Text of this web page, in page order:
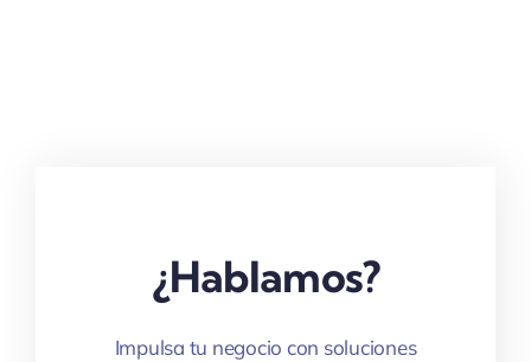
¿Hablamos?
Impulsa tu negocio con soluciones